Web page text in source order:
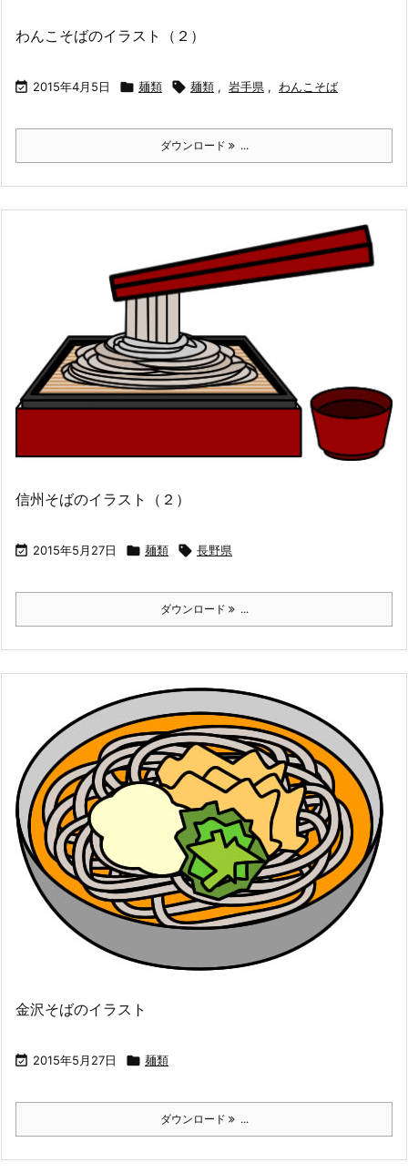
わんこそばのイラスト（２）
 2015年4月5日  麺類  麺類 , 岩手県 , わんこそば
ダウンロード ...
信州そばのイラスト（２）
 2015年5月27日  麺類  長野県
ダウンロード ...
金沢そばのイラスト
 2015年5月27日  麺類
ダウンロード ...